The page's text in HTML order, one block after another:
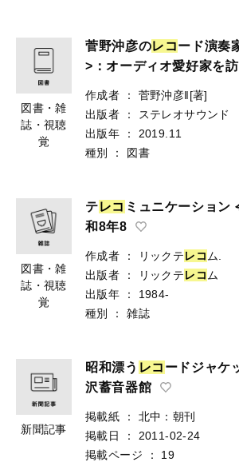
図書・雑
誌・視聴
覚
菅野沖彦のレ コード演奏
>：オーディオ愛好家を
作成者 ：
菅野沖彦‖[著]
出版者
：
ステレオサウンド
出版年
：
2019.11
種別
： 図書
図書・雑
誌・視聴
覚
テレコ ミュニケーション
和8年8
作成者 ： リックテレ コ ム.
出版者
： リックテレ コ ム
出版年
：
1984-
種別
： 雑誌
新聞記事
昭和漂う レコ ードジャ
沢蓄音器館
掲載紙 ：
北中：朝刊
掲載日
：
2011-02-24
掲載ページ
：
19